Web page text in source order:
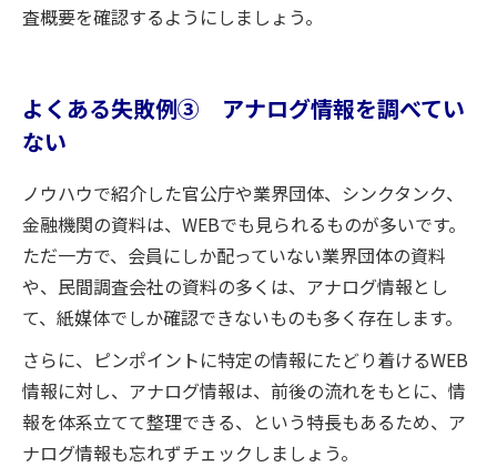
査概要を確認するようにしましょう。
よくある失敗例③ アナログ情報を調べてい
ない
ノウハウで紹介した官公庁や業界団体、シンクタンク、
金融機関の資料は、WEBでも見られるものが多いです。
ただ一方で、会員にしか配っていない業界団体の資料
や、民間調査会社の資料の多くは、アナログ情報とし
て、紙媒体でしか確認できないものも多く存在します。
さらに、ピンポイントに特定の情報にたどり着けるWEB
情報に対し、アナログ情報は、前後の流れをもとに、情
報を体系立てて整理できる、という特長もあるため、ア
ナログ情報も忘れずチェックしましょう。